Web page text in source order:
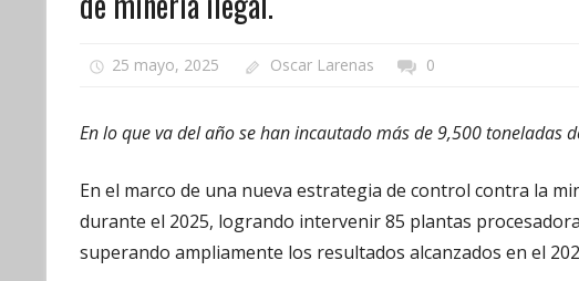
25 mayo, 2025 Oscar Larenas 0
En lo que va del año se han incautado más de 9,500 toneladas
En el marco de una nueva estrategia de control contra la
durante el 2025, logrando intervenir 85 plantas
superando ampliamente los resultados alcanzados en el